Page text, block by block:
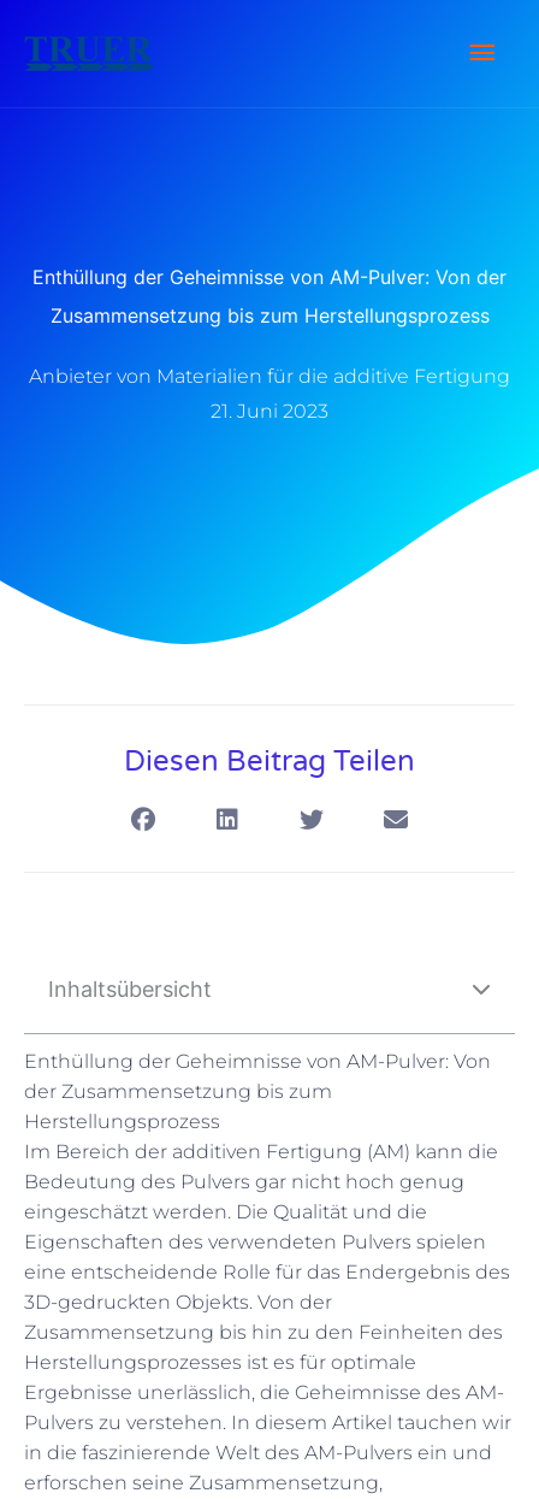
Inhalt
Enthüllung der Geheimnisse von AM-Pulver: Von der
Zusammensetzung bis zum Herstellungsprozess
Anbieter von Materialien für die additive Fertigung
21. Juni 2023
Diesen Beitrag Teilen
Inhaltsübersicht
Enthüllung der Geheimnisse von AM-Pulver: Von
der Zusammensetzung bis zum
Herstellungsprozess
Im Bereich der additiven Fertigung (AM) kann die
Bedeutung des Pulvers gar nicht hoch genug
eingeschätzt werden. Die Qualität und die
Eigenschaften des verwendeten Pulvers spielen
eine entscheidende Rolle für das Endergebnis des
3D-gedruckten Objekts. Von der
Zusammensetzung bis hin zu den Feinheiten des
Herstellungsprozesses ist es für optimale
Ergebnisse unerlässlich, die Geheimnisse des AM-
Pulvers zu verstehen. In diesem Artikel tauchen wir
in die faszinierende Welt des AM-Pulvers ein und
erforschen seine Zusammensetzung,